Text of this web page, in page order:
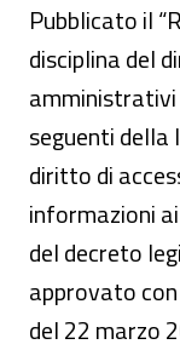
Pubblicato il
disciplina del
amministrativi
seguenti della
diritto di
informazioni
del decreto
approvato
del 22 marzo